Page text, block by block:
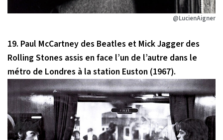
@LucienAigner
19. Paul McCartney des Beatles et Mick Jagger des
Rolling Stones assis en face l’un de l’autre dans le
métro de Londres à la station Euston (1967).